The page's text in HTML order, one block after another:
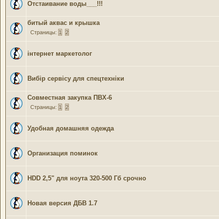
Отстаивание воды___!!!
битый аквас и крышка
Страницы: 1 2
інтернет маркетолог
Вибір сервісу для спецтехніки
Совместная закупка ПВХ-6
Страницы: 1 2
Удобная домашняя одежда
Организация поминок
HDD 2,5" для ноута 320-500 Гб срочно
Новая версия ДБB 1.7